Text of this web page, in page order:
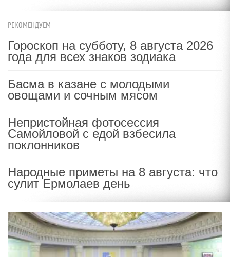
РЕКОМЕНДУЕМ
Гороскоп на субботу, 8 августа 2026
года для всех знаков зодиака
Басма в казане с молодыми
овощами и сочным мясом
Непристойная фотосессия
Самойловой с едой взбесила
поклонников
Народные приметы на 8 августа: что
сулит Ермолаев день